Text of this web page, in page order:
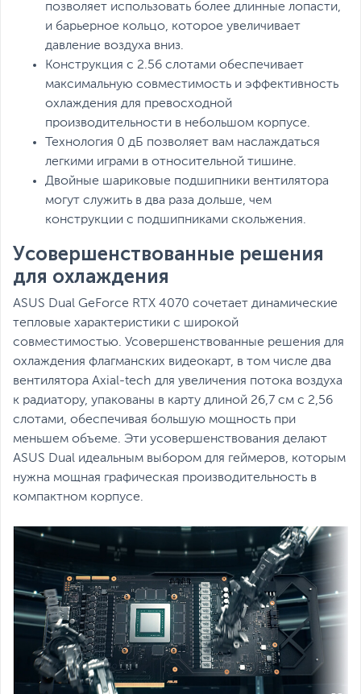
позволяет использовать более длинные лопасти,
и барьерное кольцо, которое увеличивает
давление воздуха вниз.
Конструкция с 2.56 слотами обеспечивает
максимальную совместимость и эффективность
охлаждения для превосходной
производительности в небольшом корпусе.
Технология 0 дБ позволяет вам наслаждаться
легкими играми в относительной тишине.
Двойные шариковые подшипники вентилятора
могут служить в два раза дольше, чем
конструкции с подшипниками скольжения.
Усовершенствованные решения
для охлаждения
ASUS Dual GeForce RTX 4070 сочетает динамические
тепловые характеристики с широкой
совместимостью. Усовершенствованные решения для
охлаждения флагманских видеокарт, в том числе два
вентилятора Axial-tech для увеличения потока воздуха
к радиатору, упакованы в карту длиной 26,7 см с 2,56
слотами, обеспечивая большую мощность при
меньшем объеме. Эти усовершенствования делают
ASUS Dual идеальным выбором для геймеров, которым
нужна мощная графическая производительность в
компактном корпусе.